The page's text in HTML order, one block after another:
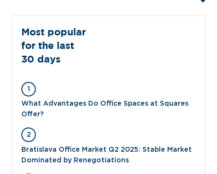
Most popular
for the last
30 days
1
What Advantages Do Office Spaces at Squares
Offer?
2
Bratislava Office Market Q2 2025: Stable Market
Dominated by Renegotiations